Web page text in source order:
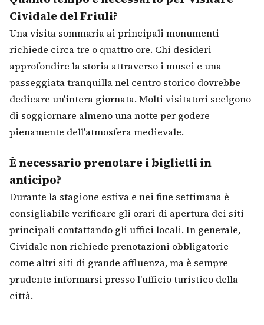
Cividale del Friuli?
Una visita sommaria ai principali monumenti
richiede circa tre o quattro ore. Chi desideri
approfondire la storia attraverso i musei e una
passeggiata tranquilla nel centro storico dovrebbe
dedicare un'intera giornata. Molti visitatori scelgono
di soggiornare almeno una notte per godere
pienamente dell'atmosfera medievale.
È necessario prenotare i biglietti in
anticipo?
Durante la stagione estiva e nei fine settimana è
consigliabile verificare gli orari di apertura dei siti
principali contattando gli uffici locali. In generale,
Cividale non richiede prenotazioni obbligatorie
come altri siti di grande affluenza, ma è sempre
prudente informarsi presso l'ufficio turistico della
città.